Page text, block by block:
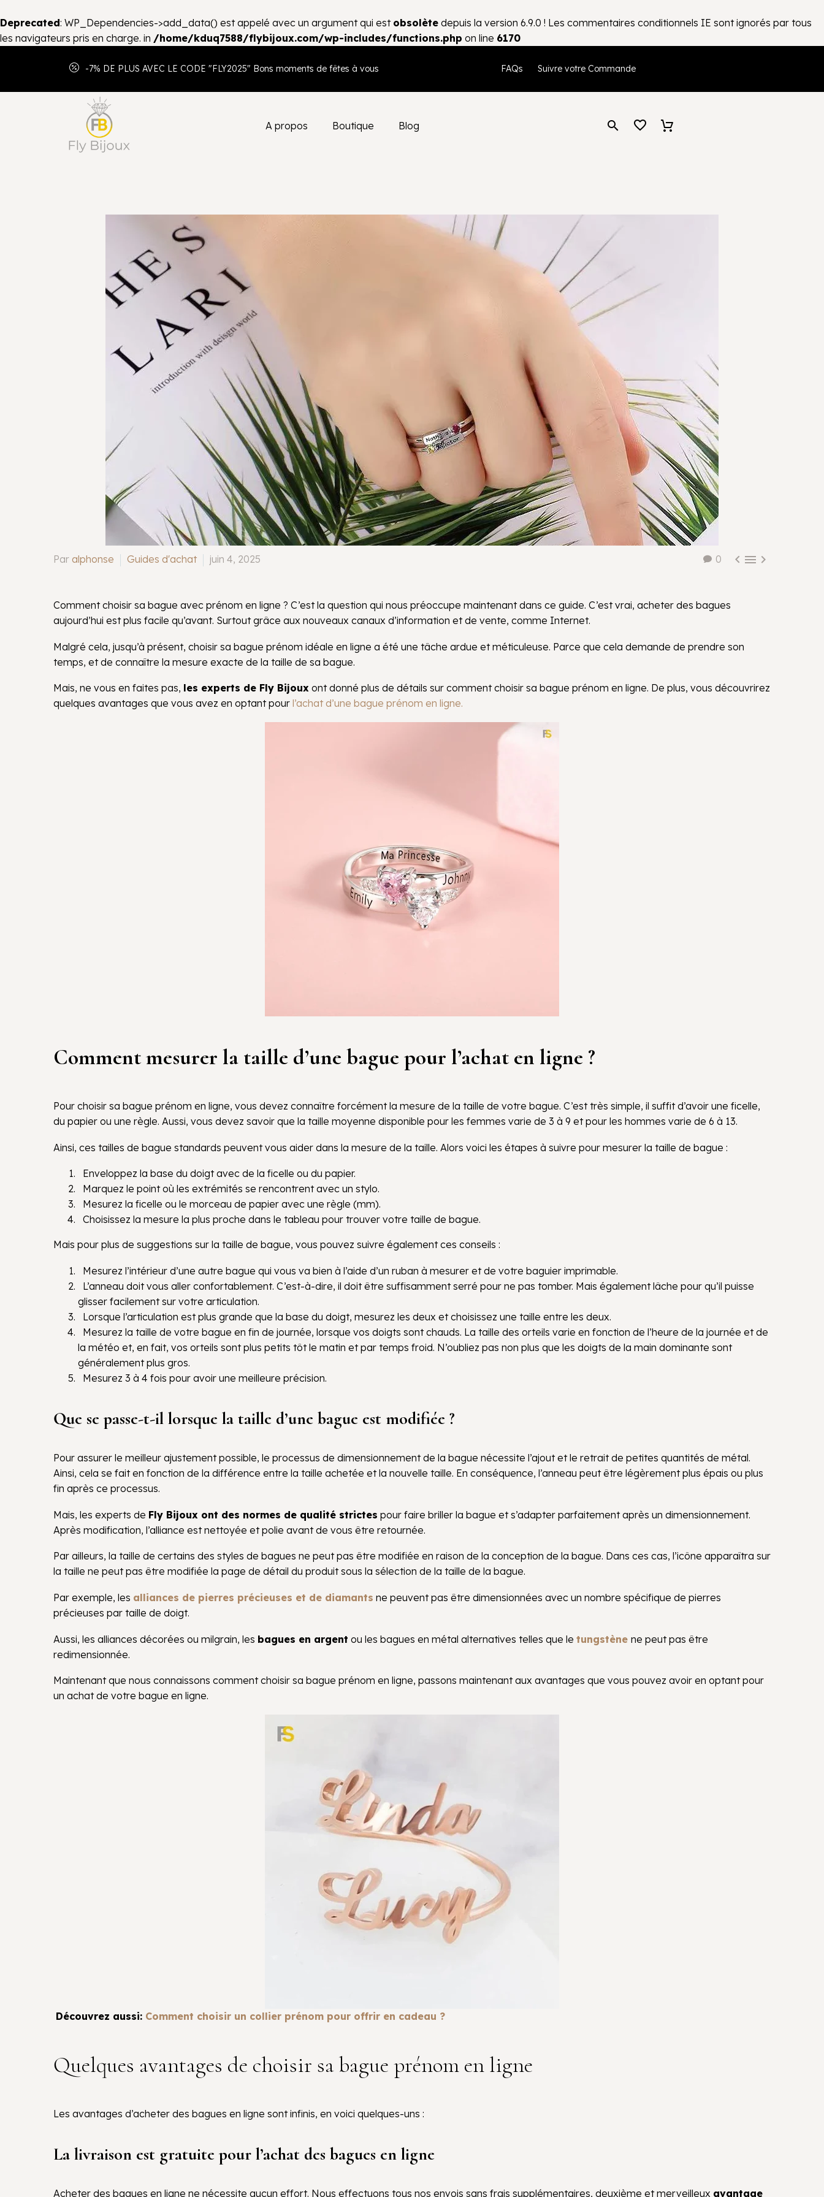
Deprecated: WP_Dependencies->add_data() est appelé avec un argument qui est obsolète depuis la version 6.9.0 ! Les commentaires conditionnels IE sont ignorés par tous
les navigateurs pris en charge. in /home/kduq7588/flybijoux.com/wp-includes/functions.php on line 6170
-7% DE PLUS AVEC LE CODE "FLY2025" Bons moments de fêtes à vous FAQs Suivre votre Commande
A propos Boutique Blog
0   
Par alphonse Guides d'achat juin 4, 2025
Comment choisir sa bague avec prénom en ligne ? C’est la question qui nous préoccupe maintenant dans ce guide. C’est vrai, acheter des bagues
aujourd’hui est plus facile qu’avant. Surtout grâce aux nouveaux canaux d’information et de vente, comme Internet.
Malgré cela, jusqu’à présent, choisir sa bague prénom idéale en ligne a été une tâche ardue et méticuleuse. Parce que cela demande de prendre son
temps, et de connaître la mesure exacte de la taille de sa bague.
Mais, ne vous en faites pas, les experts de Fly Bijoux ont donné plus de détails sur comment choisir sa bague prénom en ligne. De plus, vous découvrirez
quelques avantages que vous avez en optant pour l’achat d’une bague prénom en ligne.
Comment mesurer la taille d’une bague pour l’achat en ligne ?
Pour choisir sa bague prénom en ligne, vous devez connaître forcément la mesure de la taille de votre bague. C’est très simple, il suffit d’avoir une ficelle,
du papier ou une règle. Aussi, vous devez savoir que la taille moyenne disponible pour les femmes varie de 3 à 9 et pour les hommes varie de 6 à 13.
Ainsi, ces tailles de bague standards peuvent vous aider dans la mesure de la taille. Alors voici les étapes à suivre pour mesurer la taille de bague :
Enveloppez la base du doigt avec de la ficelle ou du papier.
Marquez le point où les extrémités se rencontrent avec un stylo.
Mesurez la ficelle ou le morceau de papier avec une règle (mm).
Choisissez la mesure la plus proche dans le tableau pour trouver votre taille de bague.
Mais pour plus de suggestions sur la taille de bague, vous pouvez suivre également ces conseils :
Mesurez l’intérieur d’une autre bague qui vous va bien à l’aide d’un ruban à mesurer et de votre baguier imprimable.
L’anneau doit vous aller confortablement. C’est-à-dire, il doit être suffisamment serré pour ne pas tomber. Mais également lâche pour qu’il puisse
glisser facilement sur votre articulation.
Lorsque l’articulation est plus grande que la base du doigt, mesurez les deux et choisissez une taille entre les deux.
Mesurez la taille de votre bague en fin de journée, lorsque vos doigts sont chauds. La taille des orteils varie en fonction de l’heure de la journée et de
la météo et, en fait, vos orteils sont plus petits tôt le matin et par temps froid. N’oubliez pas non plus que les doigts de la main dominante sont
généralement plus gros.
Mesurez 3 à 4 fois pour avoir une meilleure précision.
Que se passe-t-il lorsque la taille d’une bague est modifiée ?
Pour assurer le meilleur ajustement possible, le processus de dimensionnement de la bague nécessite l’ajout et le retrait de petites quantités de métal.
Ainsi, cela se fait en fonction de la différence entre la taille achetée et la nouvelle taille. En conséquence, l’anneau peut être légèrement plus épais ou plus
fin après ce processus.
Mais, les experts de Fly Bijoux ont des normes de qualité strictes pour faire briller la bague et s’adapter parfaitement après un dimensionnement.
Après modification, l’alliance est nettoyée et polie avant de vous être retournée.
Par ailleurs, la taille de certains des styles de bagues ne peut pas être modifiée en raison de la conception de la bague. Dans ces cas, l’icône apparaîtra sur
la taille ne peut pas être modifiée la page de détail du produit sous la sélection de la taille de la bague.
Par exemple, les alliances de pierres précieuses et de diamants ne peuvent pas être dimensionnées avec un nombre spécifique de pierres
précieuses par taille de doigt.
Aussi, les alliances décorées ou milgrain, les bagues en argent ou les bagues en métal alternatives telles que le tungstène ne peut pas être
redimensionnée.
Maintenant que nous connaissons comment choisir sa bague prénom en ligne, passons maintenant aux avantages que vous pouvez avoir en optant pour
un achat de votre bague en ligne.
Découvrez aussi: Comment choisir un collier prénom pour offrir en cadeau ?
Quelques avantages de choisir sa bague prénom en ligne
Les avantages d’acheter des bagues en ligne sont infinis, en voici quelques-uns :
La livraison est gratuite pour l’achat des bagues en ligne
Acheter des bagues en ligne ne nécessite aucun effort. Nous effectuons tous nos envois sans frais supplémentaires, deuxième et merveilleux avantage